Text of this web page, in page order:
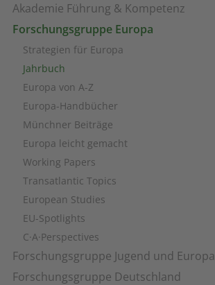
Akademie Führung & Kompetenz
Forschungsgruppe Europa
Strategien für Europa
Jahrbuch
Europa von A-Z
Europa-Handbücher
Münchner Beiträge
Europa leicht gemacht
Working Papers
Transatlantic Topics
European Studies
EU-Spotlights
C·A·Perspectives
Forschungsgruppe Jugend und Europa
Forschungsgruppe Deutschland